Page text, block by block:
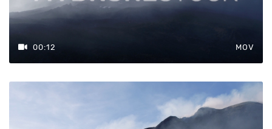
€98 — €119
00:12 MOV